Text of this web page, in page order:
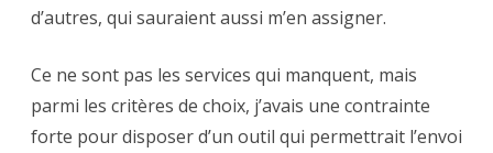
d’autres, qui sauraient aussi m’en assigner.
Ce ne sont pas les services qui manquent, mais
parmi les critères de choix, j’avais une contrainte
forte pour disposer d’un outil qui permettrait l’envoi